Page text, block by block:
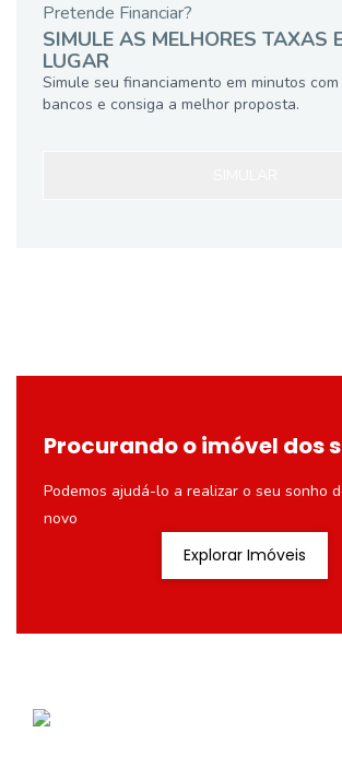
Pretende Financiar?
SIMULE AS MELHORES TAXAS
LUGAR
Simule seu financiamento em minutos
bancos e consiga a melhor proposta.
Procurando o imóvel dos
Podemos ajudá-lo a realizar o seu sonho
novo
Explorar Imóveis